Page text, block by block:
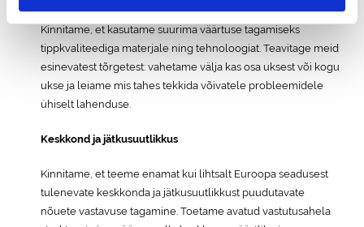
Kinnitame, et kasutame suurima väärtuse tagamiseks
tippkvaliteediga materjale ning tehnoloogiat. Teavitage meid
esinevatest tõrgetest: vahetame välja kas osa uksest või kogu
ukse ja leiame mis tahes tekkida võivatele probleemidele
ühiselt lahenduse.
Keskkond ja jätkusuutlikkus
Kinnitame, et teeme enamat kui lihtsalt Euroopa seadusest
tulenevate keskkonda ja jätkusuutlikkust puudutavate
nõuete vastavuse tagamine. Toetame avatud vastutusahela